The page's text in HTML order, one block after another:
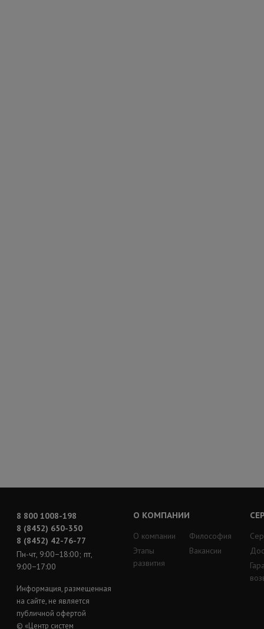
8 800 1008-198
8 (8452) 650-350
8 (8452) 42-76-77
Пн-чт, 9:00−18:00; пт,
9:00−17:00
Информация, размещенная
на сайте, не является
публичной офертой
© «Центр систем
О КОМПАНИИ
О компании
Этапы
развития
Философия
Вакансии